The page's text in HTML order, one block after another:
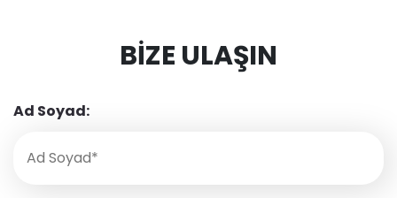
BIZE ULAŞIN
Ad Soyad: